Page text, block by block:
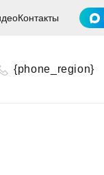
Контакты
{phone_region}